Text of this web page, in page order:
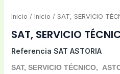
Inicio / Inicio / SAT, SERVICIO
SAT, SERVICIO
Referencia SAT ASTORIA
SAT, SERVICIO TÉCNICO,